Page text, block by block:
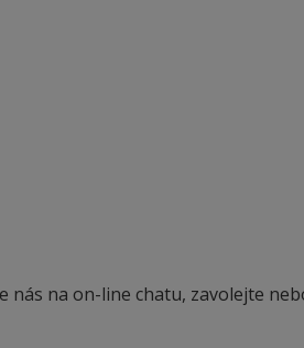
nás na on-line chatu, zavolejte